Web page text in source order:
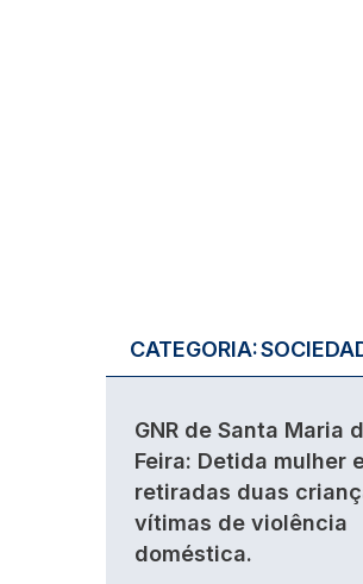
CATEGORIA:
GNR de Santa Maria
Feira: Detida mulher
retiradas duas
vítimas de violência
doméstica.